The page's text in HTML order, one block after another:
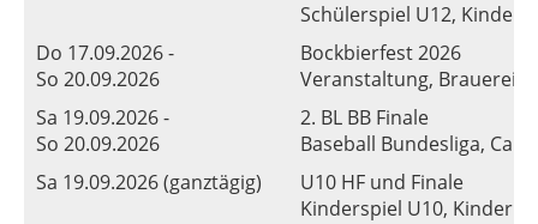
Schülerspiel U12, Kinder
Do 17.09.2026 -
So 20.09.2026
Bockbierfest 2026
Veranstaltung, Brauerei
Sa 19.09.2026 -
So 20.09.2026
2. BL BB Finale
Baseball Bundesliga,
Sa 19.09.2026 (ganztägig)
U10 HF und Finale
Kinderspiel U10, Kinder